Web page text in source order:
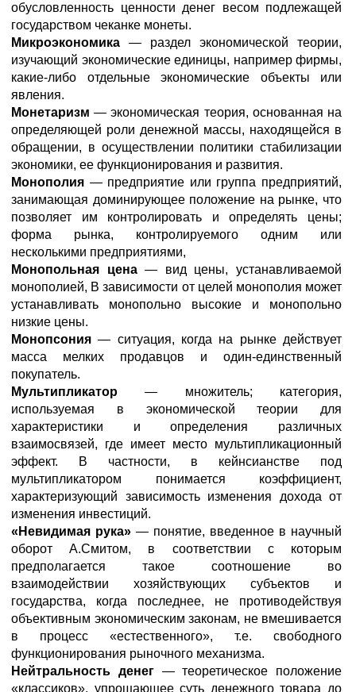
обусловленность ценности денег весом подлежащей
государством чеканке монеты.
Микроэкономика — раздел экономической теории,
изучающий экономические единицы, например фирмы,
какие-либо отдельные экономические объекты или
явления.
Монетаризм— экономическая теория, основанная на
определяющей роли денежной массы, находящейся в
обращении, в осуществлении политики стабилизации
экономики, ее функционирования и развития.
Монополия — предприятие или группа предприятий,
занимающая доминирующее положение на рынке, что
позволяет им контролировать и определять цены;
форма рынка, контролируемого одним или
несколькими предприятиями,
Монопольная цена— вид цены, устанавливаемой
монополией, В зависимости от целей монополия может
устанавливать монопольно высокие и монопольно
низкие цены.
Монопсония— ситуация, когда на рынке действует
масса мелких продавцов и один-единственный
покупатель.
Мультипликатор— множитель; категория,
используемая в экономической теории для
характеристики и определения различных
взаимосвязей, где имеет место мультипликационный
эффект. В частности, в кейнсианстве под
мультипликатором понимается коэффициент,
характеризующий зависимость изменения дохода от
изменения инвестиций.
«Невидимая рука» — понятие, введенное в научный
оборот А.Смитом, в соответствии с которым
предполагается такое соотношение во
взаимодействии хозяйствующих субъектов и
государства, когда последнее, не противодействуя
объективным экономическим законам, не вмешивается
в процесс «естественного», т.е. свободного
функционирования рыночного механизма.
Нейтральность денег — теоретическое положение
«классиков», упрощающее суть денежного товара до